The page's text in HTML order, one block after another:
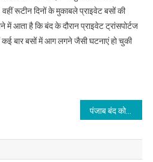
रूटीन दिनों के मुकाबले प्राइवेट बसों की
आता है कि बंद के दौरान प्राइवेट ट्रांसपोर्टज
बार बसों में आग लगने जैसी घटनाएं हो चुकी
पंजाब बंद को लेकर देखें जालन्धर में इसका असर,जरूरी काम से ही निकले घरों से बाहर